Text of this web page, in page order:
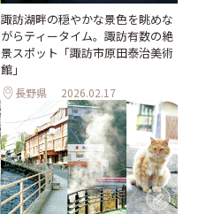
諏訪湖畔の穏やかな景色を眺めな
がらティータイム。諏訪有数の絶
景スポット「諏訪市原田泰治美術
館」
長野県 2026.02.17